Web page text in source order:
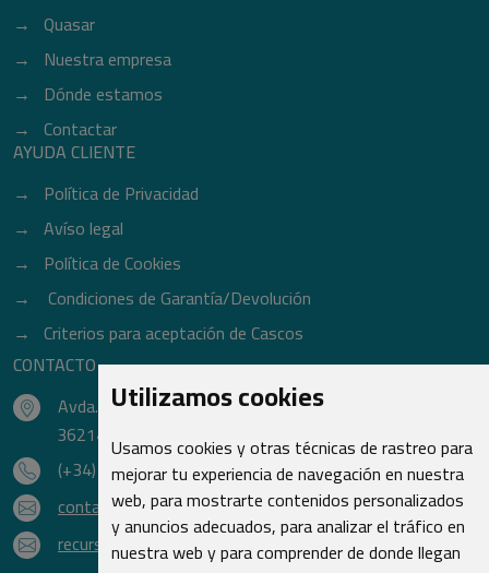
Utilizamos cookies
Usamos cookies y otras técnicas de rastreo para
mejorar tu experiencia de navegación en nuestra
web, para mostrarte contenidos personalizados
y anuncios adecuados, para analizar el tráfico en
nuestra web y para comprender de donde llegan
Quasar
Nuestra empresa
Dónde estamos
Contactar
AYUDA CLIENTE
Política de Privacidad
Avíso legal
Política de Cookies
Condiciones de Garantía/Devolución
Criterios para aceptación de Cascos
CONTACTO
Avda. do Freixo - Sardoma, 13
36214 Vigo - Pontevedra - España
(+34) 986 48 16 33
contacto@qsr.es
recursoshumanos@qsr.es